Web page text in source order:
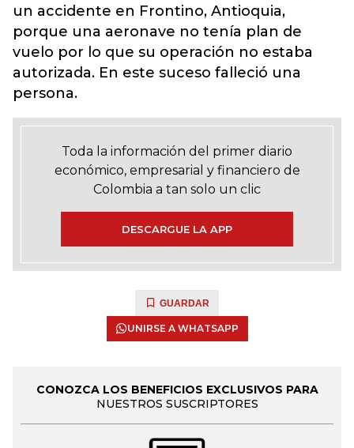
un accidente en Frontino, Antioquia,
porque una aeronave no tenía plan de
vuelo por lo que su operación no estaba
autorizada. En este suceso falleció una
persona.
Toda la información del primer diario
económico, empresarial y financiero de
Colombia a tan solo un clic
DESCARGUE LA APP
GUARDAR
UNIRSE A WHATSAPP
CONOZCA LOS BENEFICIOS EXCLUSIVOS PARA
NUESTROS SUSCRIPTORES